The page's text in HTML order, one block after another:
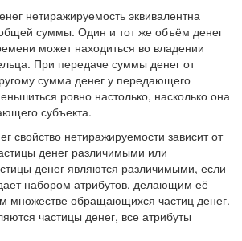
нетиражируемость эквивалентна
суммы. Один и тот же объём денег
может находиться во владении
При передаче суммы денег от
сумма денег у передающего
ровно настолько, насколько она
субъекта.
свойство нетиражируемости зависит от
денег различимыми или
денег являются различимыми, если
набором атрибутов, делающим её
множестве обращающихся частиц денег.
частицы денег, все атрибуты